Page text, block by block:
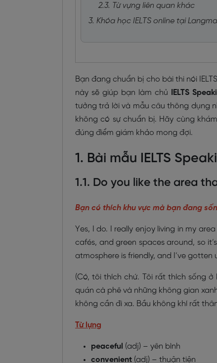
2.3. Từ vựng liên quan khác
3. Khóa học IELTS online tại
Bạn đang chuẩn bị cho bài thi nói
này sẽ giúp bạn làm chủ
IELTS
tưởng trả lời và mẫu câu thông dụng
không có sự chuẩn bị. Hãy cùng
đúng điểm giám khảo mong đợi.
1. Bài mẫu IELTS
1.1. Do you like the area
Bạn có thích khu vực mà bạn đang
Yes, I do. I really enjoy living in my
cafés, and green spaces around, so
atmosphere is friendly, and I’ve gotten
(Có, tôi thích chứ. Tôi rất thích sống
quán cà phê và những không gian
không cần đi xa. Bầu không khí rất
Từ lựng
peaceful (adj) – yên bình
convenient (adj) – thuận tiện